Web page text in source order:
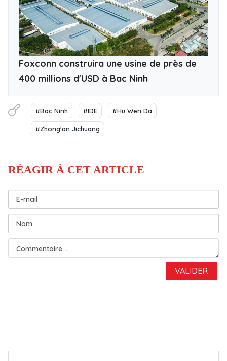
Foxconn construira une usine de près de
400 millions d'USD à Bac Ninh
#Bac Ninh #IDE #Hu Wen Da
#Zhong'an Jichuang